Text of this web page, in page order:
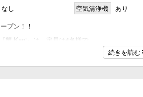
なし 空気清浄機 あり
プン！！
蟹 Kani』は、定員は4名様で、
小グループでのご利用におすすめです。
ア・片町に近い本館のため、
続きを読む